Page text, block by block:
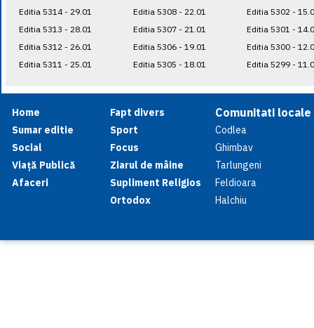
Editia 5314 - 29.01
Editia 5313 - 28.01
Editia 5312 - 26.01
Editia 5311 - 25.01
Editia 5308 - 22.01
Editia 5307 - 21.01
Editia 5306 - 19.01
Editia 5305 - 18.01
Editia 5302 -
Editia 5301 -
Editia 5300 -
Editia 5299 -
Home
Sumar editie
Social
Viață Publică
Afaceri
Fapt divers
Sport
Focus
Ziarul de mâine
Supliment Religios
Ortodox
Comunitati locale
Codlea
Ghimbav
Tarlungeni
Feldioara
Halchiu